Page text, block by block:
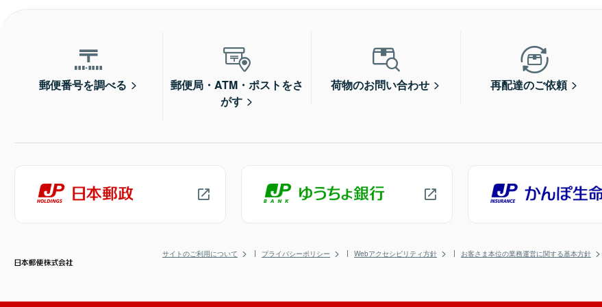
郵便番号を調べる
郵便局・ATM・ポストをさ
がす
荷物のお問い合わせ 再配達のご依頼
サイトのご利用について プライバシーポリシー Webアクセシビリティ方針 お客さま本位の業務運営に関する基本方針